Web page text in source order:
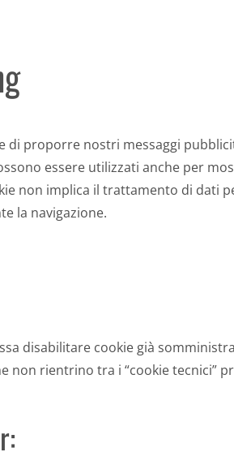
di proporre nostri messaggi
essere utilizzati anche per
non implica il trattamento di dati
la navigazione.
disabilitare cookie già
non rientrino tra i “cookie tecnici”